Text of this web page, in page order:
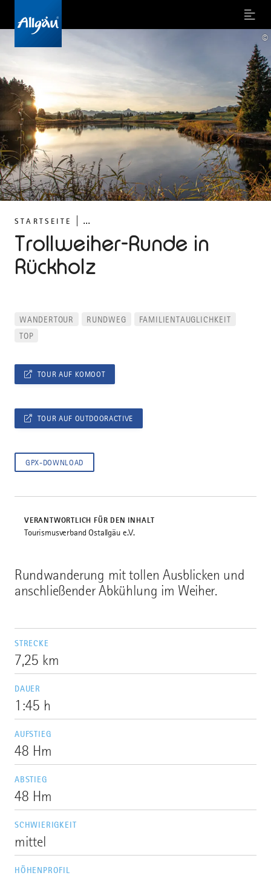
Menu
STARTSEITE ...
Trollweiher-Runde in
Rückholz
©
Rundwanderung mit tollen Ausblicken und
anschließender Abkühlung im Weiher.
STRECKE
7,25 km
DAUER
1:45 h
AUFSTIEG
48 Hm
ABSTIEG
48 Hm
SCHWIERIGKEIT
mittel
HÖHENPROFIL
WANDERTOUR RUNDWEG
FAMILIENTAUGLICHKEIT
TOP
TOUR AUF KOMOOT
TOUR AUF OUTDOORACTIVE
GPX-DOWNLOAD
VERANTWORTLICH FÜR DEN INHALT
Tourismusverband Ostallgäu e.V.